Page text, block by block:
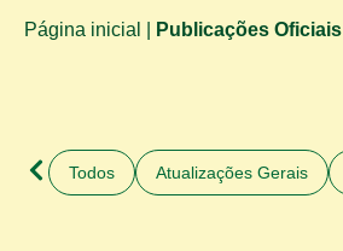
Página inicial Publicações Oficiais
Atualizações Gerais
Todos